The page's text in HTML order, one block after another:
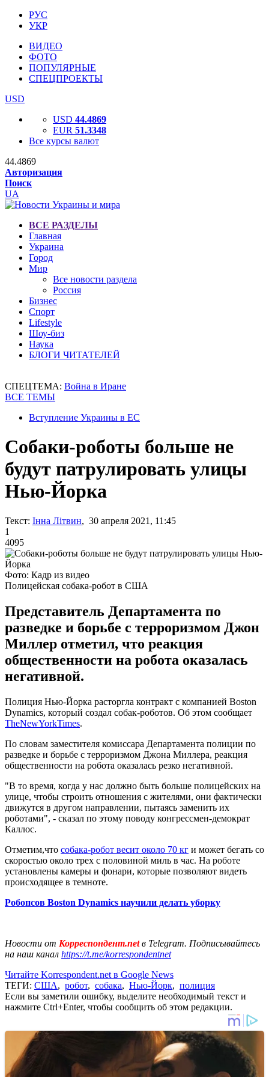
РУС
УКР
ВИДЕО
ФОТО
ПОПУЛЯРНЫЕ
СПЕЦПРОЕКТЫ
USD
USD 44.4869
EUR 51.3348
Все курсы валют
44.4869
Авторизация
Поиск
UA
ВСЕ РАЗДЕЛЫ
Главная
Украина
Город
Мир
Все новости раздела
Россия
Бизнес
Спорт
Lifestyle
Шоу-биз
Наука
БЛОГИ ЧИТАТЕЛЕЙ
СПЕЦТЕМА: Война в Иране
ВСЕ ТЕМЫ
Вступление Украины в ЕС
Собаки-роботы больше не
будут патрулировать улицы
Нью-Йорка
Текст: Інна Літвин, 30 апреля 2021, 11:45
1
4095
Фото: Кадр из видео
Полицейская собака-робот в США
Представитель Департамента по
разведке и борьбе с терроризмом Джон
Миллер отметил, что реакция
общественности на робота оказалась
негативной.
Полиция Нью-Йорка расторгла контракт с компанией Boston
Dynamics, который создал собак-роботов. Об этом сообщает
TheNewYorkTimes.
По словам заместителя комиссара Департамента полиции по
разведке и борьбе с терроризмом Джона Миллера, реакция
общественности на робота оказалась резко негативной.
"В то время, когда у нас должно быть больше полицейских на
улице, чтобы строить отношения с жителями, они фактически
движутся в другом направлении, пытаясь заменить их
роботами", - сказал по этому поводу конгрессмен-демократ
Каллос.
Отметим,что собака-робот весит около 70 кг и может бегать со
скоростью около трех с половиной миль в час. На роботе
установлены камеры и фонари, которые позволяют видеть
происходящее в темноте.
Робопсов Boston Dynamics научили делать уборку
Новости от Корреспондент.netв Telegram. Подписывайтесь
на наш канал https://t.me/korrespondentnet
Читайте Korrespondent.net в Google News
ТЕГИ: США, робот, собака, Нью-Йорк, полиция
Если вы заметили ошибку, выделите необходимый текст и
нажмите Ctrl+Enter, чтобы сообщить об этом редакции.